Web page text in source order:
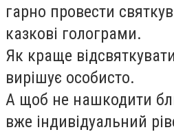
гарно провести
казкові голограми.
Як краще
вирішує особисто.
А щоб не нашкодити
вже індивідуальний